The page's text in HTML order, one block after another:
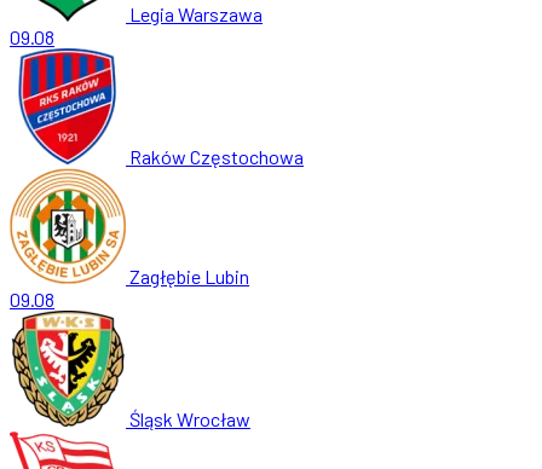
Legia Warszawa
09.08
Raków Częstochowa
Zagłębie Lubin
09.08
Śląsk Wrocław